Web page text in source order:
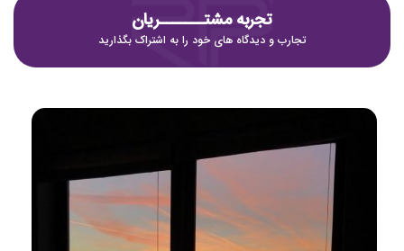
تجربه مشتـــــــریان
تجارب و دیدگاه های خود را به اشتراک بگذارید